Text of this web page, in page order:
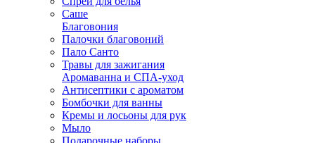
Саше
Благовония
Палочки благовоний
Пало Санто
Травы для зажигания
Аромаванна и СПА-уход
Антисептики с ароматом
Бомбочки для ванны
Кремы и лосьоны для рук
Мыло
Подарочные наборы